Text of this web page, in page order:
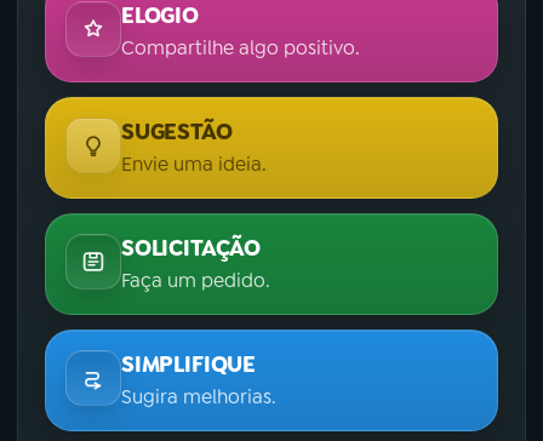
ELOGIO
Compartilhe algo positivo.
SUGESTÃO
Envie uma ideia.
SOLICITAÇÃO
Faça um pedido.
SIMPLIFIQUE
Sugira melhorias.